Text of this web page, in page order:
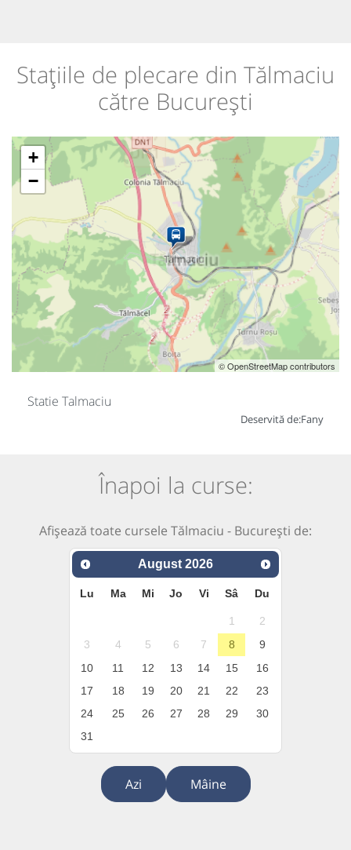
Stațiile de plecare din Tălmaciu
către București
+
−
© OpenStreetMap contributors
Statie Talmaciu
Deservită de:Fany
Înapoi la curse:
Afișează toate cursele Tălmaciu - București de:
August 2026
Lu Ma Mi Jo Vi Sâ Du
1
2
3
4 5 6 7 8
9
10
11 12 13 14 15
16
17
18 19 20 21 22
23
24
25 26 27 28 29
30
31
Azi Mâine